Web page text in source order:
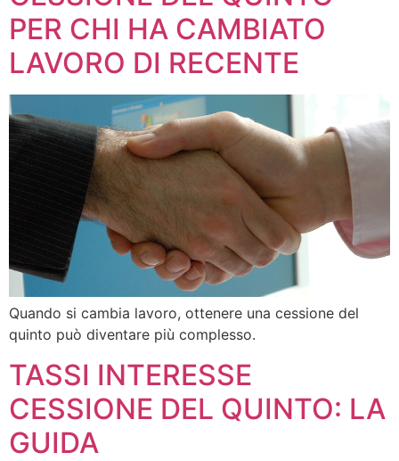
PER CHI HA CAMBIATO
LAVORO DI RECENTE
Quando si cambia lavoro, ottenere una cessione del
quinto può diventare più complesso.
TASSI INTERESSE
CESSIONE DEL QUINTO: LA
GUIDA